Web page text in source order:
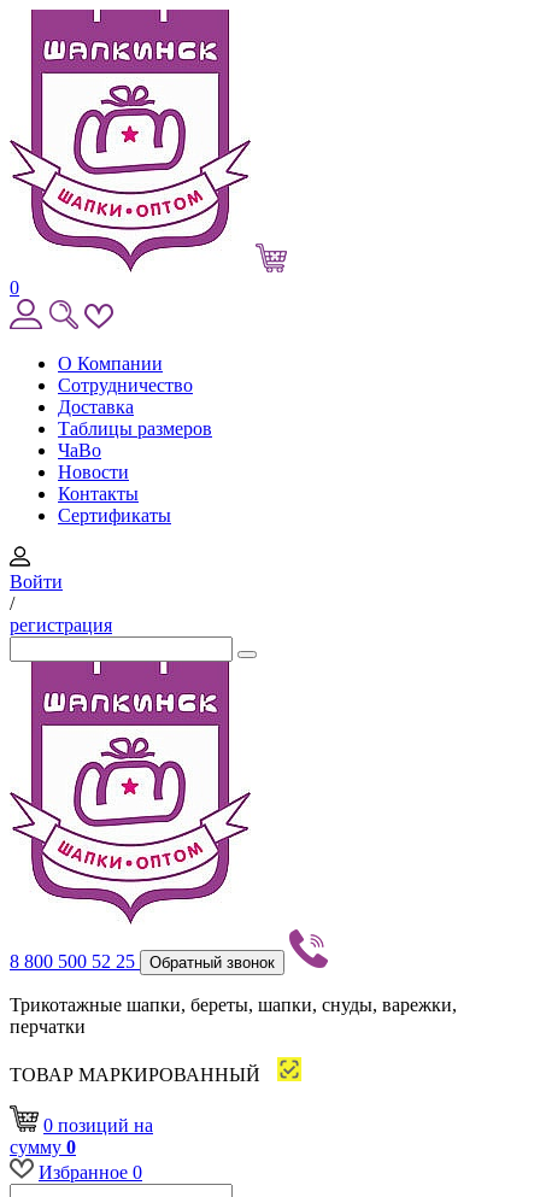
0
О Компании
Сотрудничество
Доставка
Таблицы размеров
ЧаВо
Новости
Контакты
Сертификаты
Войти
/
регистрация
8 800 500 52 25 Обратный звонок
Трикотажные шапки, береты, шапки, снуды, варежки,
перчатки
ТОВАР МАРКИРОВАННЫЙ
0 позиций на
сумму 0
Избранное 0